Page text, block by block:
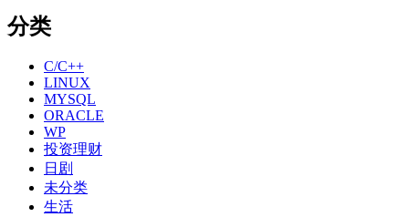
分类
C/C++
LINUX
MYSQL
ORACLE
WP
投资理财
日剧
未分类
生活